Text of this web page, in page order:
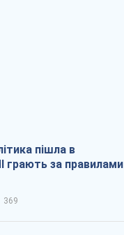
пішла в
грають за правилами
369